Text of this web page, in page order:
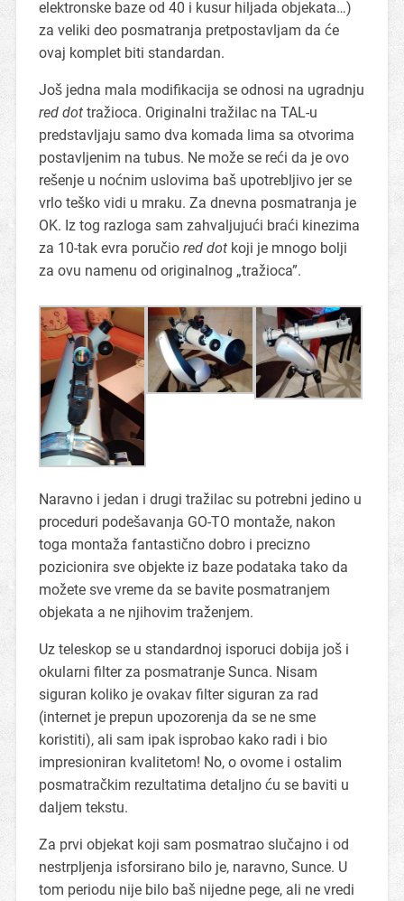
elektronske baze od 40 i kusur hiljada objekata…)
za veliki deo posmatranja pretpostavljam da će
ovaj komplet biti standardan.
Još jedna mala modifikacija se odnosi na ugradnju
red dottražioca. Originalni tražilac na TAL-u
predstavljaju samo dva komada lima sa otvorima
postavljenim na tubus. Ne može se reći da je ovo
rešenje u noćnim uslovima baš upotrebljivo jer se
vrlo teško vidi u mraku. Za dnevna posmatranja je
OK. Iz tog razloga sam zahvaljujući braći kinezima
za 10-tak evra poručio red dotkoji je mnogo bolji
za ovu namenu od originalnog „tražioca”.
Naravno i jedan i drugi tražilac su potrebni jedino u
proceduri podešavanja GO-TO montaže, nakon
toga montaža fantastično dobro i precizno
pozicionira sve objekte iz baze podataka tako da
možete sve vreme da se bavite posmatranjem
objekata a ne njihovim traženjem.
Uz teleskop se u standardnoj isporuci dobija još i
okularni filter za posmatranje Sunca. Nisam
siguran koliko je ovakav filter siguran za rad
(internet je prepun upozorenja da se ne sme
koristiti), ali sam ipak isprobao kako radi i bio
impresioniran kvalitetom! No, o ovome i ostalim
posmatračkim rezultatima detaljno ću se baviti u
daljem tekstu.
Za prvi objekat koji sam posmatrao slučajno i od
nestrpljenja isforsirano bilo je, naravno, Sunce. U
tom periodu nije bilo baš nijedne pege, ali ne vredi